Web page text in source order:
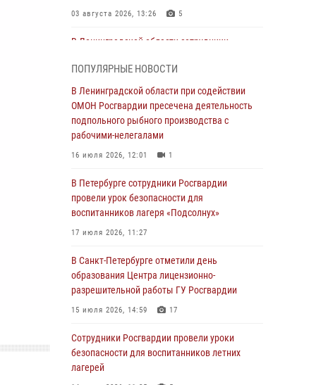
03 августа 2026, 13:26 5
В Ленинградской области сотрудники
мальчика с нарушением слуха и помогли ему
вернуться домой
03 августа 2026, 11:51
В Санкт-Петербурге при содействии СОБР
03 августа 2026, 10:15 1
Сотрудники ГУ Росгвардии приняли участие в
боевому самбо
03 августа 2026, 10:07 7 1
В Ленобласти сотрудники ОМОН Росгвардии
профилактического мероприятия
03 августа 2026, 09:16 5
В Петербурге сотрудники Росгвардии
ПОПУЛЯРНЫЕ НОВОСТИ
В Ленинградской области при содействии
ОМОН Росгвардии пресечена деятельность
подпольного рыбного производства с
рабочими-нелегалами
16 июля 2026, 12:01 1
В Петербурге сотрудники Росгвардии
провели урок безопасности для
воспитанников лагеря «Подсолнух»
17 июля 2026, 11:27
В Санкт-Петербурге отметили день
образования Центра лицензионно-
разрешительной работы ГУ Росгвардии
15 июля 2026, 14:59 17
Сотрудники Росгвардии провели уроки
безопасности для воспитанников летних
лагерей